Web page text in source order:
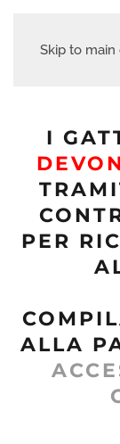
Skip to
I
PER
ALLA